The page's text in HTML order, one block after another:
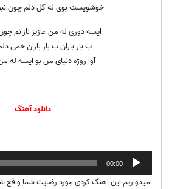
خوشویست بوی له گل دلم چون
ایسه دوری له من عازیز نازانم
ب بار باران ب بار باران خمی
آوا روژه دنیای من بو ایسه له
دانلود آهنگ
پخش‌کننده
صوت
00:00
امیدواریم این اهنگ کردی مورد رضایت شما واقع